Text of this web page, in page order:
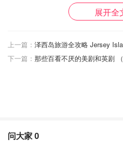
：深度滋润，提亮肤
展开全
上一篇： 泽西岛旅游全攻略 Jersey
下一篇： 那些百看不厌的美剧和英剧
问大家0